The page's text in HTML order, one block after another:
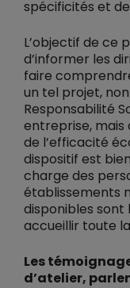
spécificités et
L’objectif de ce
d’informer les
faire
un tel projet,
Responsabilité
entreprise,
de l’efficacité
dispositif est
charge des
établissements
disponibles
accueillir toute
Les
d’atelier,